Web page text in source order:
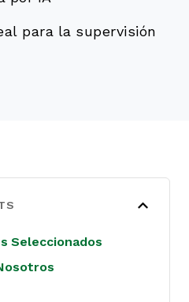
para la supervisión
Seleccionados